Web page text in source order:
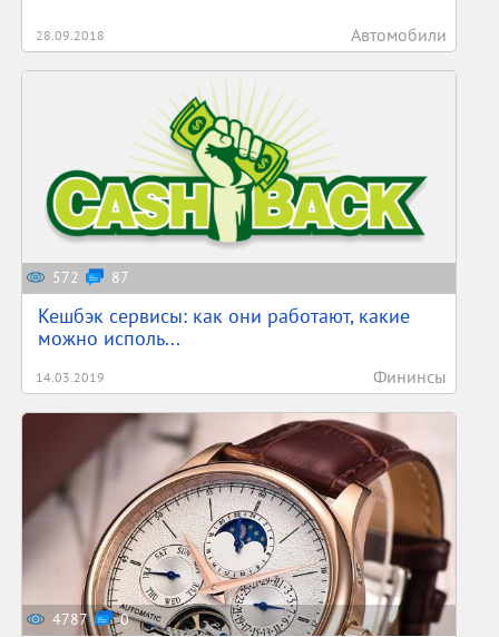
28.09.2018 Автомобили
572 87
Кешбэк сервисы: как они работают, какие
можно исполь...
14.03.2019 Фининсы
4787 0